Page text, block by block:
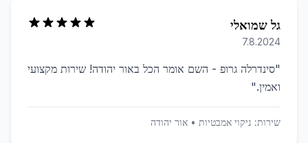
גל שמואלי
7.8.2024
"סינדרלה גרופ - השם אומר הכל באור יהודה! שירות מקצועי
ואמין."
שירות: ניקוי אמבטיות • אור יהודה